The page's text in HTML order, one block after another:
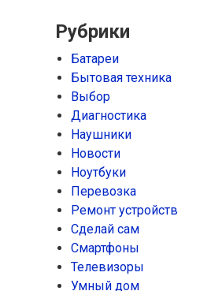
Рубрики
Батареи
Бытовая техника
Выбор
Диагностика
Наушники
Новости
Ноутбуки
Перевозка
Ремонт устройств
Сделай сам
Смартфоны
Телевизоры
Умный дом